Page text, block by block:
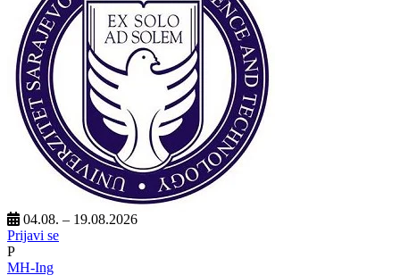
04.08. – 19.08.2026
Prijavi se
P
MH-Ing